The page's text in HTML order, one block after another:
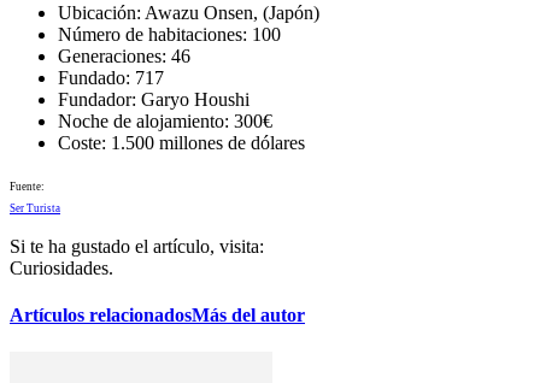
Ubicación: Awazu Onsen, (Japón)
Número de habitaciones: 100
Generaciones: 46
Fundado: 717
Fundador: Garyo Houshi
Noche de alojamiento: 300€
Coste: 1.500 millones de dólares
Fuente:
Ser Turista
Si te ha gustado el artículo, visita:
Curiosidades.
Artículos relacionadosMás del autor